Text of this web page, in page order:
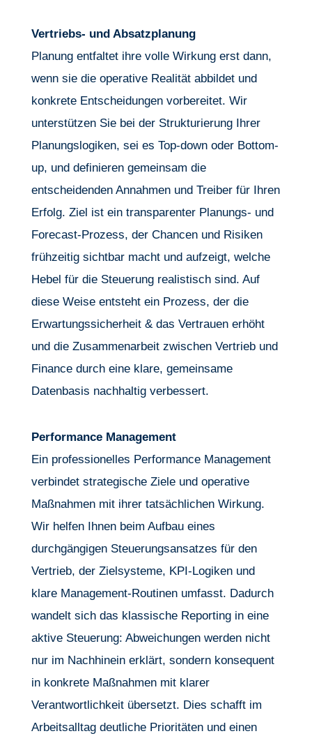
Vertriebs- und Absatzplanung
Planung entfaltet ihre volle Wirkung erst dann,
wenn sie die operative Realität abbildet und
konkrete Entscheidungen vorbereitet. Wir
unterstützen Sie bei der Strukturierung Ihrer
Planungslogiken, sei es Top-down oder Bottom-
up, und definieren gemeinsam die
entscheidenden Annahmen und Treiber für Ihren
Erfolg. Ziel ist ein transparenter Planungs- und
Forecast-Prozess, der Chancen und Risiken
frühzeitig sichtbar macht und aufzeigt, welche
Hebel für die Steuerung realistisch sind. Auf
diese Weise entsteht ein Prozess, der die
Erwartungssicherheit & das Vertrauen erhöht
und die Zusammenarbeit zwischen Vertrieb und
Finance durch eine klare, gemeinsame
Datenbasis nachhaltig verbessert.
Performance Management
Ein professionelles Performance Management
verbindet strategische Ziele und operative
Maßnahmen mit ihrer tatsächlichen Wirkung.
Wir helfen Ihnen beim Aufbau eines
durchgängigen Steuerungsansatzes für den
Vertrieb, der Zielsysteme, KPI-Logiken und
klare Management-Routinen umfasst. Dadurch
wandelt sich das klassische Reporting in eine
aktive Steuerung: Abweichungen werden nicht
nur im Nachhinein erklärt, sondern konsequent
in konkrete Maßnahmen mit klarer
Verantwortlichkeit übersetzt. Dies schafft im
Arbeitsalltag deutliche Prioritäten und einen